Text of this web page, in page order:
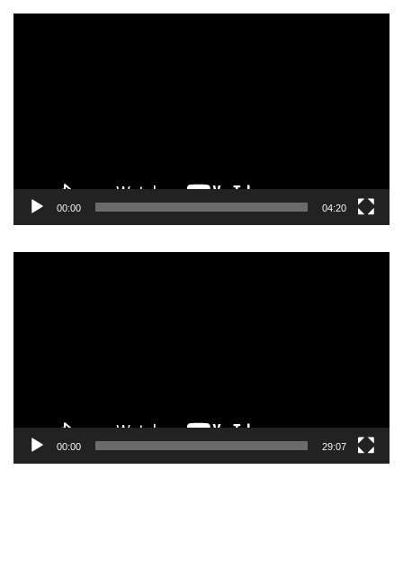
00:00 04:20
00:00 29:07